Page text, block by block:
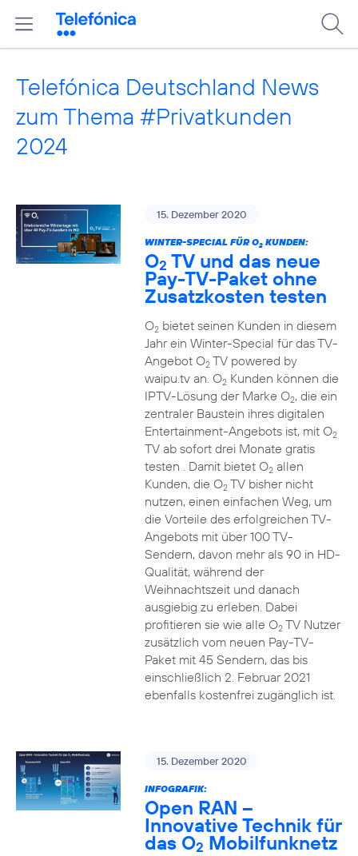
Telefónica Deutschland News
zum Thema #Privatkunden
2024
15. Dezember 2020
WINTER-SPECIAL FÜR O2KUNDEN:
O2 TV und das neue
Pay-TV-Paket ohne
Zusatzkosten testen
O2bietet seinen Kunden in diesem
Jahr ein Winter-Special für das TV-
Angebot O2TV powered by
waipu.tv an. O2Kunden können die
IPTV-Lösung der Marke O2, die ein
zentraler Baustein ihres digitalen
Entertainment-Angebots ist, mit O2
TV ab sofort drei Monate gratis
testen . Damit bietet O2allen
Kunden, die O2TV bisher nicht
nutzen, einen einfachen Weg, um
die Vorteile des erfolgreichen TV-
Angebots mit über 100 TV-
Sendern, davon mehr als 90 in HD-
Qualität, während der
Weihnachtszeit und danach
ausgiebig zu erleben. Dabei
profitieren sie wie alle O2TV Nutzer
zusätzlich vom neuen Pay-TV-
Paket mit 45 Sendern, das bis
einschließlich 2. Februar 2021
ebenfalls kostenfrei zugänglich ist.
15. Dezember 2020
INFOGRAFIK:
Open RAN –
Innovative Technik für
das O2 Mobilfunknetz